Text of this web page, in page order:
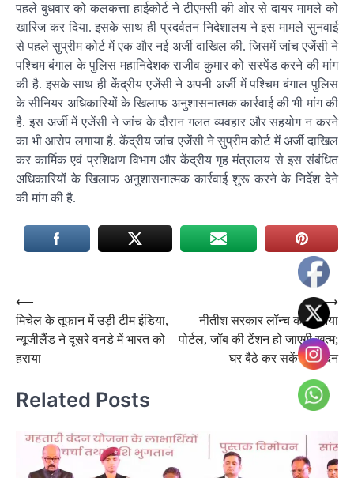
पहले बुधवार को कलकत्ता हाईकोर्ट ने टीएमसी की ओर से दायर मामले को
खारिज कर दिया. इसके साथ ही प्रदर्वतन निदेशालय ने इस मामले सुनवाई
से पहले सुप्रीम कोर्ट में एक और नई अर्जी दाखिल की. जिसमें जांच एजेंसी ने
पश्चिम बंगाल के पुलिस महानिदेशक राजीव कुमार को सस्पेंड करने की मांग
की है. इसके साथ ही केंद्रीय एजेंसी ने अपनी अर्जी में पश्चिम बंगाल पुलिस
के सीनियर अधिकारियों के खिलाफ अनुशासनात्मक कार्रवाई की भी मांग की
है. इस अर्जी में एजेंसी ने जांच के दौरान गलत व्यवहार और सहयोग न करने
का भी आरोप लगाया है. केंद्रीय जांच एजेंसी ने सुप्रीम कोर्ट में अर्जी दाखिल
कर कार्मिक एवं प्रशिक्षण विभाग और केंद्रीय गृह मंत्रालय से इस संबंधित
अधिकारियों के खिलाफ अनुशासनात्मक कार्रवाई शुरू करने के निर्देश देने
की मांग की है.
Post
navigation
⟵
मिचेल के तूफान में उड़ी टीम इंडिया,
न्यूजीलैंड ने दूसरे वनडे में भारत को
हराया
नीतीश सरकार लॉन्च करेगी नया
पोर्टल, जॉब की टेंशन हो जाएगी खत्म;
घर बैठे कर सकेंगे आवेदन
⟶
Related Posts